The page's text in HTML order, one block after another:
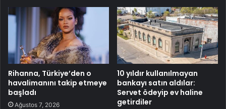
Rihanna, Türkiye’den o
havalimanını takip etmeye
başladı
Ağustos 7, 2026
10 yıldır kullanılmayan
bankayı satın aldılar:
Servet ödeyip ev haline
getirdiler